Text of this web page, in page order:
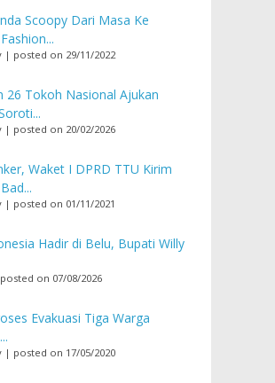
Scoopy Dari Masa Ke
| posted on 29/11/2022
26 Tokoh Nasional Ajukan
| posted on 20/02/2026
Waket I DPRD TTU Kirim
| posted on 01/11/2021
Hadir di Belu, Bupati Willy
posted on 07/08/2026
Evakuasi Tiga Warga
| posted on 17/05/2020